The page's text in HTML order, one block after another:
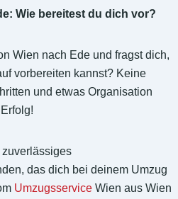
Wie bereitest du dich vor?
Wien nach Ede und fragst dich,
vorbereiten kannst? Keine
und etwas Organisation
das dich bei deinem Umzug
Umzugsservice Wien aus Wien